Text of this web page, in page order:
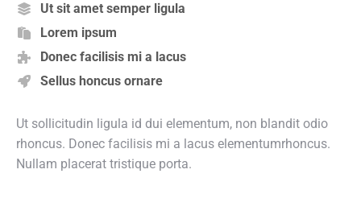
Ut sit amet semper ligula
Lorem ipsum
Donec facilisis mi a lacus
Sellus honcus ornare
Ut sollicitudin ligula id dui elementum, non blandit odio
rhoncus. Donec facilisis mi a lacus elementumrhoncus.
Nullam placerat tristique porta.